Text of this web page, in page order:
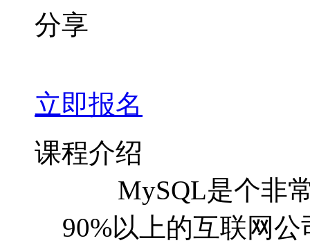
分享
立即报名
课程介绍
MySQL是个非常
90%以上的互联网